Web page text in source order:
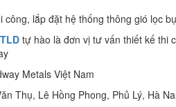
công, lắp đặt hệ thống thông gió lọc
tự hào là đơn vị tư vấn thiết kế thi
Metals Việt Nam
Thụ, Lê Hồng Phong, Phủ Lý, Hà